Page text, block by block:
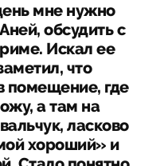
мне нужно
обсудить с
Искал ее
что
помещение, где
а там на
ласково
хороший» и